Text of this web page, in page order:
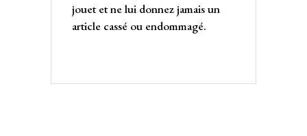
jouet et ne lui donnez jamais un
article cassé ou endommagé.